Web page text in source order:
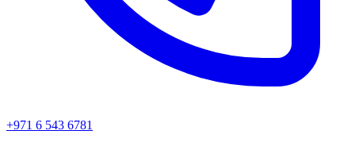
+971 6 543 6781